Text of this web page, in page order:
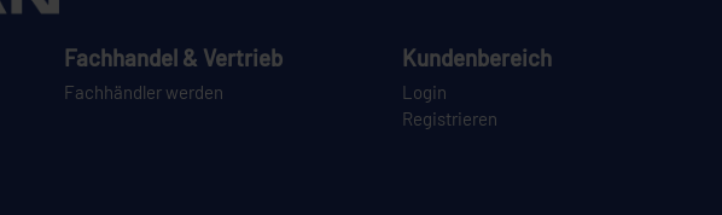
Fachhandel & Vertrieb
Fachhändler werden
Kundenbereich
Login
Registrieren